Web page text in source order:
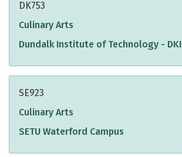
DK753
Culinary Arts
Dundalk Institute of Technology -
SE923
Culinary Arts
SETU Waterford Campus